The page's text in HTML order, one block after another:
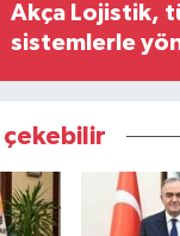
Akça Lojistik,
sistemlerle
çekebilir